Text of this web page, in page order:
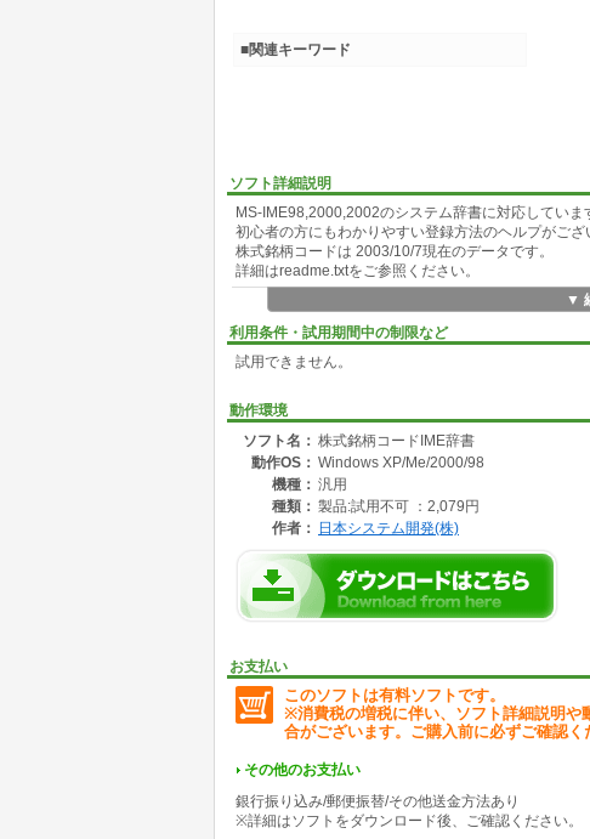
ソフト詳細説明
MS-IME98,2000,2002のシステム辞書に対応していま
初心者の方にもわかりやすい登録方法のヘルプがござ
株式銘柄コードは 2003/10/7現在のデータです。
詳細はreadme.txtをご参照ください。
▼
利用条件・試用期間中の制限など
試用できません。
動作環境
ソフト名： 株式銘柄コードIME辞書
動作OS： Windows XP/Me/2000/98
機種： 汎用
種類： 製品:試用不可 ：2,079円
作者：
日本システム開発(株)
お支払い
このソフトは有料ソフトです。
※消費税の増税に伴い、ソフト詳細説明や
合がございます。ご購入前に必ずご確認く
その他のお支払い
銀行振り込み/郵便振替/その他送金方法あり
※詳細はソフトをダウンロード後、ご確認ください。
■関連キーワード